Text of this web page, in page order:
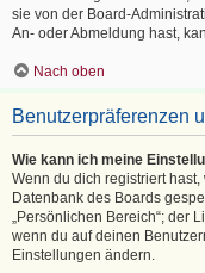
sie von der Board-
An- oder Abmeldung hast,
Nach oben
Benutzerpräferenzen
Wie kann ich meine
Wenn du dich registriert
Datenbank des Boards
„Persönlichen Bereich“; der
wenn du auf deinen
Einstellungen ändern.